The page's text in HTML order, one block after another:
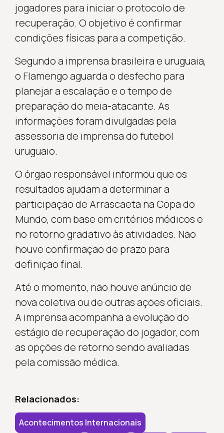
jogadores para iniciar o protocolo de
recuperação. O objetivo é confirmar
condições físicas para a competição.
Segundo a imprensa brasileira e uruguaia,
o Flamengo aguarda o desfecho para
planejar a escalação e o tempo de
preparação do meia-atacante. As
informações foram divulgadas pela
assessoria de imprensa do futebol
uruguaio.
O órgão responsável informou que os
resultados ajudam a determinar a
participação de Arrascaeta na Copa do
Mundo, com base em critérios médicos e
no retorno gradativo às atividades. Não
houve confirmação de prazo para
definição final.
Até o momento, não houve anúncio de
nova coletiva ou de outras ações oficiais.
A imprensa acompanha a evolução do
estágio de recuperação do jogador, com
as opções de retorno sendo avaliadas
pela comissão médica.
Relacionados:
Acontecimentos Internacionais